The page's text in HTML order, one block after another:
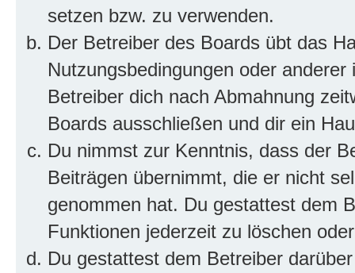
setzen bzw. zu verwenden.
Der Betreiber des Boards übt das
Nutzungsbedingungen oder
Betreiber dich nach Abmahnung
Boards ausschließen und dir ein
Du nimmst zur Kenntnis, dass der
Beiträgen übernimmt, die er nicht
genommen hat. Du gestattest dem
Funktionen jederzeit zu löschen
Du gestattest dem Betreiber